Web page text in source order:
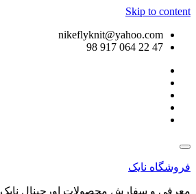
Skip to content
nikeflyknit@yahoo.com
47 22 064 917 98
فروشگاه نایک
معرفی و سفارش محصولات اورجینال نایک